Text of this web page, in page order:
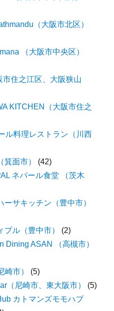
（大阪市北区）
（大阪市中央区）
市住之江区、大阪狭山
KITCHEN（大阪市住之
ル料理レストラン（川西
箕面市）
(42)
ネパール食堂 （茨木
サキッチン（豊中市）
ル（豊中市）
(2)
Dining ASAN （高槻市）
崎市）
(5)
（尼崎市、東大阪市）
(5)
カトマンズモモハブ